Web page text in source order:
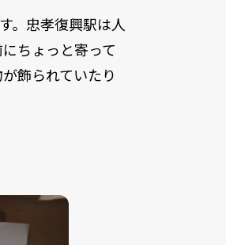
。忠孝復興駅は人
ちょっと寄って
飾られていたり